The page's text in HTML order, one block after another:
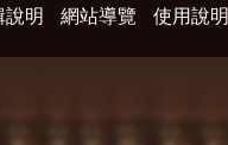
說明 網站導覽 使用說明